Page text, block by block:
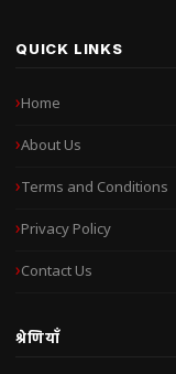
QUICK LINKS
Home
About Us
Terms and Conditions
Privacy Policy
Contact Us
श्रेणियाँ